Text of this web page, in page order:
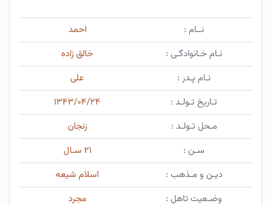
نــام :
احمد
نـام خـانوادگـی :
خالق زاده
نـام پـدر :
علی
تـاریخ تـولـد :
۱۳۴۳/۰۴/۲۴
مـحل تـولـد :
زنجان
سـن :
۲۱ سـال
دیـن و مـذهب :
اسلام شیعه
وضـعیت تاهل :
مجرد